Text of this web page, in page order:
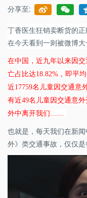
分享至:
丁香医生狂销卖断货的
在今天看到一则被微博
在中国，近九年以来因
亡占比达18.82%，即平
近17759名儿童因交通意
有近49名儿童因交通意
外中离开我们.......
也就是，每天我们在新
外》类交通事故，仅仅是